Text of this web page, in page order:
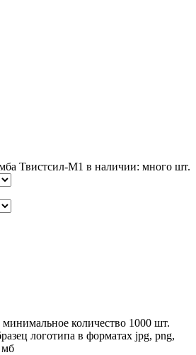
Твистсил-М1 в наличии: много шт.
количество 1000 шт.
логотипа в форматах jpg, png,
мб